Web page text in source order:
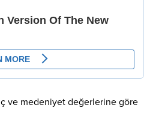
ve medeniyet değerlerine göre